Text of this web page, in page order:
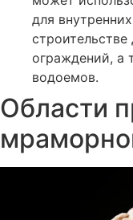
для
ограждений, а
водоемов.
Области